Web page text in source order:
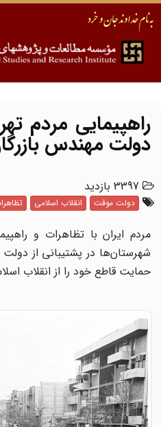
راهپیمایی مردم
دولت مهندس
3397 بازدید
دولت موقت انقلاب اسلامی تظاهرات
مردم ایران با تظاهرات و
شهرستان‌ها در پشتیبانی از دولت
حمایت قاطع خود را از انقلاب